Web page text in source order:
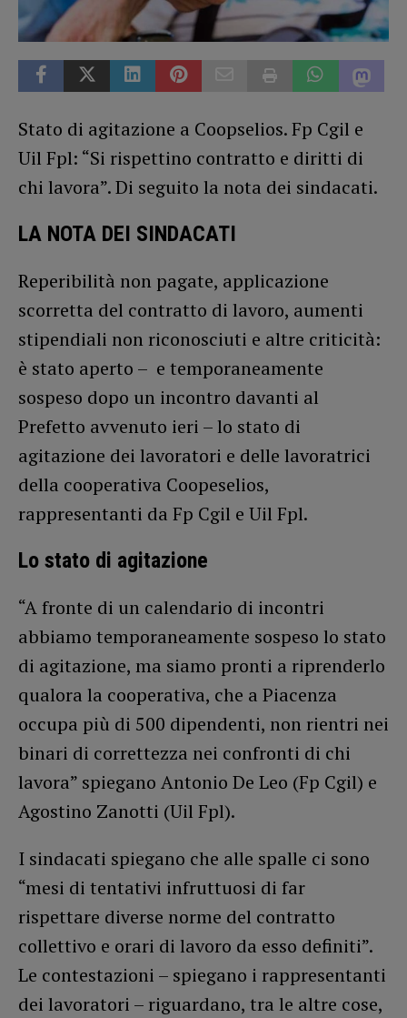
Stato di agitazione a Coopselios. Fp Cgil e
Uil Fpl: “Si rispettino contratto e diritti di
chi lavora”. Di seguito la nota dei sindacati.
LA NOTA DEI SINDACATI
Reperibilità non pagate, applicazione
scorretta del contratto di lavoro, aumenti
stipendiali non riconosciuti e altre criticità:
è stato aperto – e temporaneamente
sospeso dopo un incontro davanti al
Prefetto avvenuto ieri – lo stato di
agitazione dei lavoratori e delle lavoratrici
della cooperativa Coopeselios,
rappresentanti da Fp Cgil e Uil Fpl.
Lo stato di agitazione
“A fronte di un calendario di incontri
abbiamo temporaneamente sospeso lo stato
di agitazione, ma siamo pronti a riprenderlo
qualora la cooperativa, che a Piacenza
occupa più di 500 dipendenti, non rientri nei
binari di correttezza nei confronti di chi
lavora” spiegano Antonio De Leo (Fp Cgil) e
Agostino Zanotti (Uil Fpl).
I sindacati spiegano che alle spalle ci sono
“mesi di tentativi infruttuosi di far
rispettare diverse norme del contratto
collettivo e orari di lavoro da esso definiti”.
Le contestazioni – spiegano i rappresentanti
dei lavoratori – riguardano, tra le altre cose,